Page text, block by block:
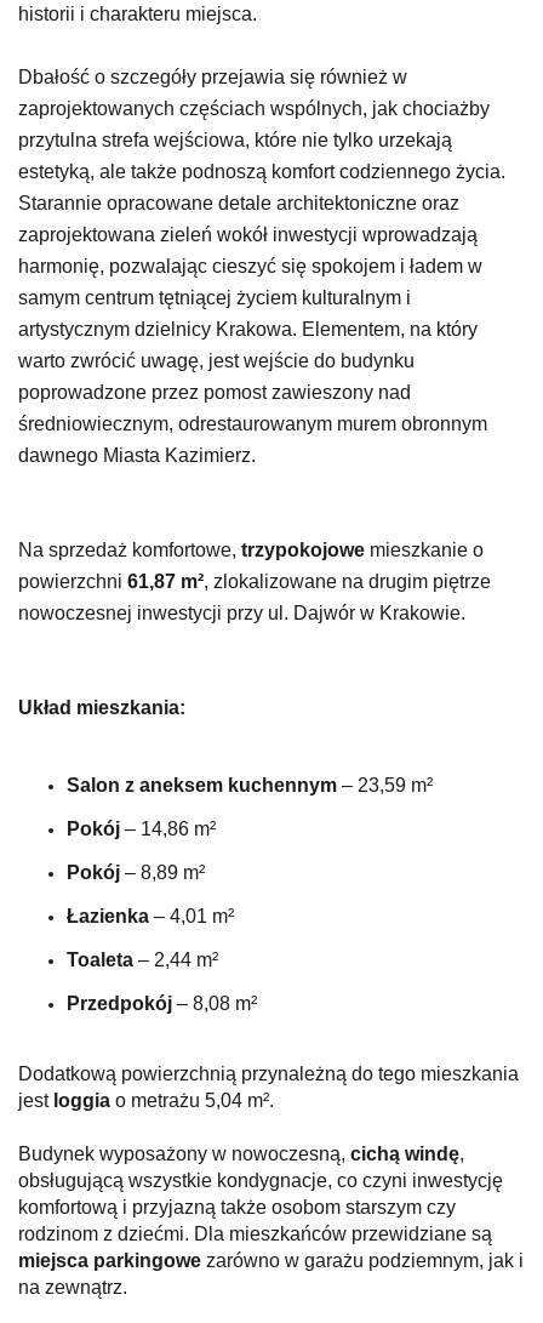
historii i charakteru miejsca.
Dbałość o szczegóły przejawia się również w
zaprojektowanych częściach wspólnych, jak chociażby
przytulna strefa wejściowa, które nie tylko urzekają
estetyką, ale także podnoszą komfort codziennego życia.
Starannie opracowane detale architektoniczne oraz
zaprojektowana zieleń wokół inwestycji wprowadzają
harmonię, pozwalając cieszyć się spokojem i ładem w
samym centrum tętniącej życiem kulturalnym i
artystycznym dzielnicy Krakowa. Elementem, na który
warto zwrócić uwagę, jest wejście do budynku
poprowadzone przez pomost zawieszony nad
średniowiecznym, odrestaurowanym murem obronnym
dawnego Miasta Kazimierz.
Na sprzedaż komfortowe, trzypokojowe mieszkanie o
powierzchni 61,87 m², zlokalizowane na drugim piętrze
nowoczesnej inwestycji przy ul. Dajwór w Krakowie.
Układ mieszkania:
Salon z aneksem kuchennym – 23,59 m²
Pokój – 14,86 m²
Pokój – 8,89 m²
Łazienka – 4,01 m²
Toaleta – 2,44 m²
Przedpokój – 8,08 m²
Dodatkową powierzchnią przynależną do tego mieszkania
jest loggia o metrażu 5,04 m².
Budynek wyposażony w nowoczesną, cichą windę,
obsługującą wszystkie kondygnacje, co czyni inwestycję
komfortową i przyjazną także osobom starszym czy
rodzinom z dziećmi. Dla mieszkańców przewidziane są
miejsca parkingowe zarówno w garażu podziemnym, jak i
na zewnątrz.